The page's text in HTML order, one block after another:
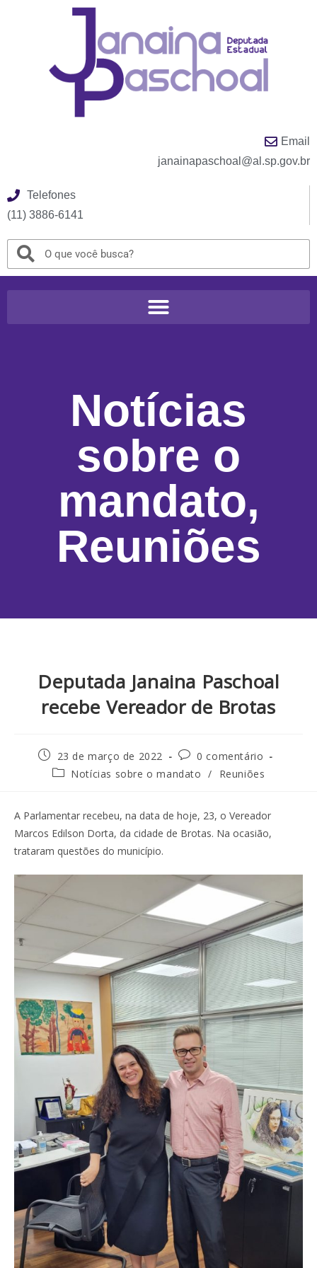
Email
janainapaschoal@al.sp.gov.br
Telefones
(11) 3886-6141
Notícias
sobre o
mandato,
Reuniões
Deputada Janaina Paschoal
recebe Vereador de Brotas
23 de março de 2022
0 comentário
Notícias sobre o mandato / Reuniões
A Parlamentar recebeu, na data de hoje, 23, o Vereador
Marcos Edilson Dorta, da cidade de Brotas. Na ocasião,
trataram questões do município.